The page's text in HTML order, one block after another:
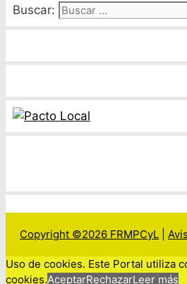
Buscar:
Copyright ©2026 FRMPCyL
Uso de cookies. Este Portal utiliza
cookies.AceptarRechazarLeer más